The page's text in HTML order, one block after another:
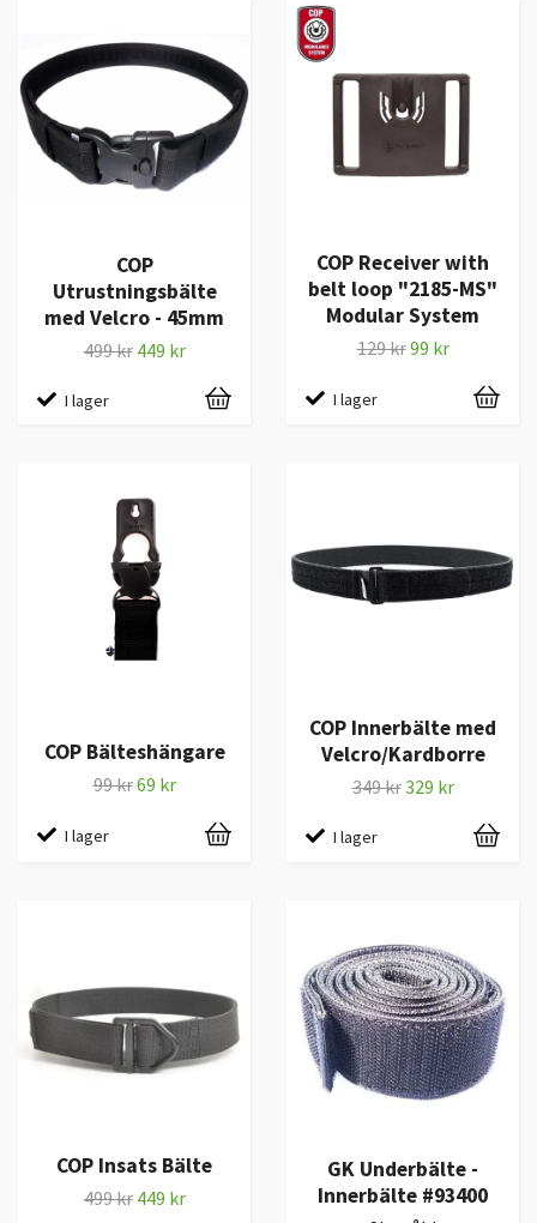
COP
Utrustningsbälte
med Velcro - 45mm
499 kr 449 kr
I lager
COP Receiver with
belt loop "2185-MS"
Modular System
129 kr99 kr
I lager
COP Bälteshängare
99 kr69 kr
I lager
COP Innerbälte med
Velcro/Kardborre
349 kr329 kr
I lager
COP Insats Bälte
499 kr 449 kr
GK Underbälte -
Innerbälte #93400